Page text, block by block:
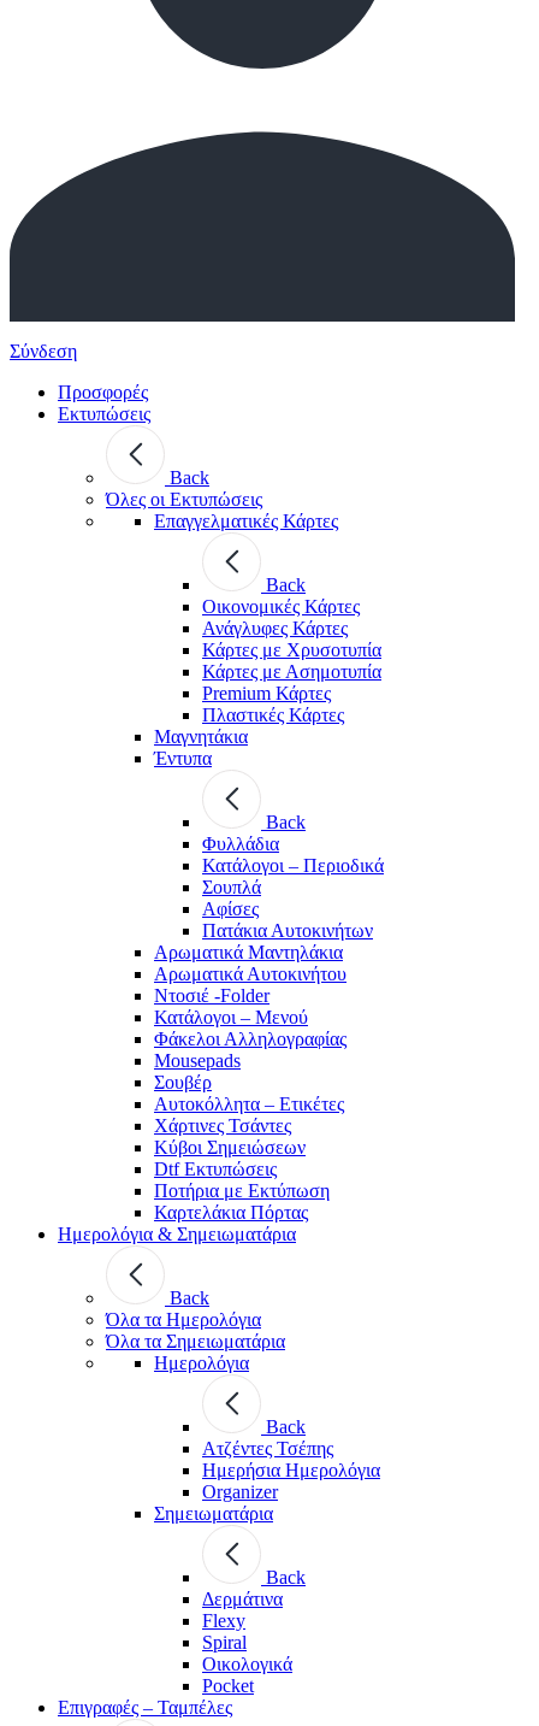
Σύνδεση
Προσφορές
Εκτυπώσεις
Back
Όλες οι Εκτυπώσεις
Επαγγελματικές Κάρτες
Back
Οικονομικές Κάρτες
Ανάγλυφες Κάρτες
Κάρτες με Χρυσοτυπία
Κάρτες με Ασημοτυπία
Premium Κάρτες
Πλαστικές Κάρτες
Μαγνητάκια
Έντυπα
Back
Φυλλάδια
Κατάλογοι – Περιοδικά
Σουπλά
Αφίσες
Πατάκια Αυτοκινήτων
Αρωματικά Μαντηλάκια
Αρωματικά Αυτοκινήτου
Ντοσιέ -Folder
Κατάλογοι – Μενού
Φάκελοι Αλληλογραφίας
Mousepads
Σουβέρ
Αυτοκόλλητα – Ετικέτες
Χάρτινες Τσάντες
Κύβοι Σημειώσεων
Dtf Εκτυπώσεις
Ποτήρια με Εκτύπωση
Καρτελάκια Πόρτας
Ημερολόγια & Σημειωματάρια
Back
Όλα τα Ημερολόγια
Όλα τα Σημειωματάρια
Ημερολόγια
Back
Ατζέντες Τσέπης
Ημερήσια Ημερολόγια
Organizer
Σημειωματάρια
Back
Δερμάτινα
Flexy
Spiral
Οικολογικά
Pocket
Επιγραφές – Ταμπέλες